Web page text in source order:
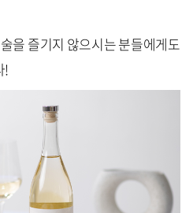
을 즐기지 않으시는 분들에게도
!